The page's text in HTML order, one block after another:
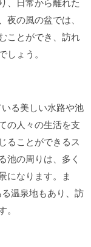
の風の盆では、
ことができ、訪れ
ょう。
る美しい水路や池
の人々の生活を支
ることができるス
池の周りは、多く
になります。ま
温泉地もあり、訪